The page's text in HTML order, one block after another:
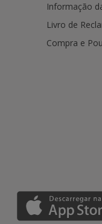
Informação
Livro de
Compra e